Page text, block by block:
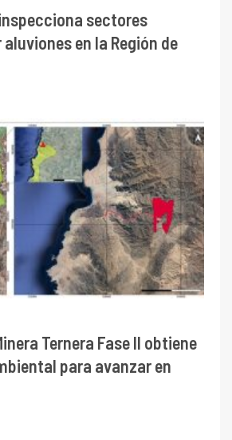
sectores
en la Región de
Ternera Fase II obtiene
para avanzar en